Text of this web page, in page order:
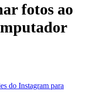
fotos ao
do Instagram para